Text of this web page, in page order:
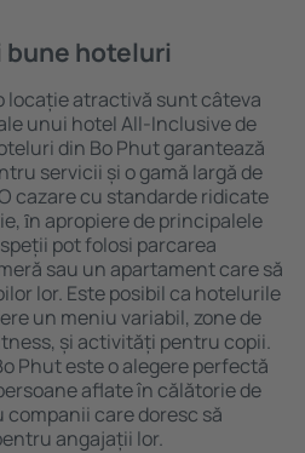
bune hoteluri
locație atractivă sunt câteva
unui hotel All-Inclusive de
din Bo Phut garantează
servicii și o gamă largă de
cazare cu standarde ridicate
ȋn apropiere de principalele
pot folosi parcarea
sau un apartament care să
lor. Este posibil ca hotelurile
un meniu variabil, zone de
și activități pentru copii.
Phut este o alegere perfectă
aflate în călătorie de
care doresc să
angajații lor.